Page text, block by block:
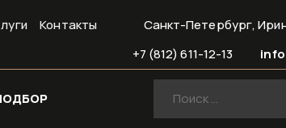
Контакты
Санкт-Петербург,
+7 (812) 611-12-13